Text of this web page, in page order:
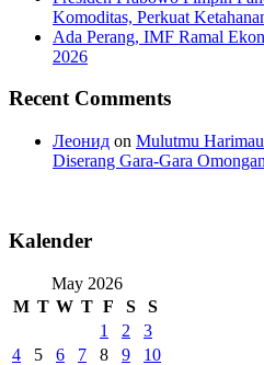
Komoditas, Perkuat
Ada Perang, IMF Ramal
2026
Recent Comments
Леонид on Mulutmu
Diserang Gara-Gara
Kalender
May 2026
M T W T F S
S
1
2
3
4
5 6 7 8 9
10